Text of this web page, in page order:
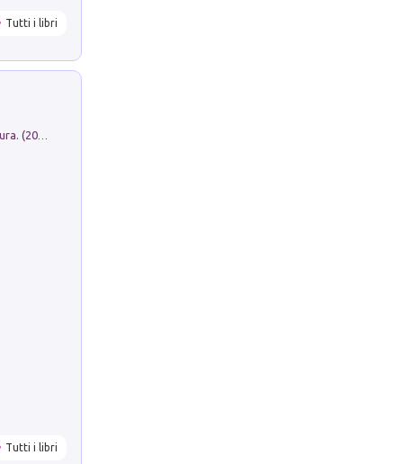
Tutti i libri
Tutti i libri